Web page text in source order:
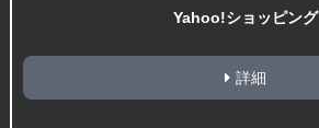
Yahoo!ショッピング
詳細